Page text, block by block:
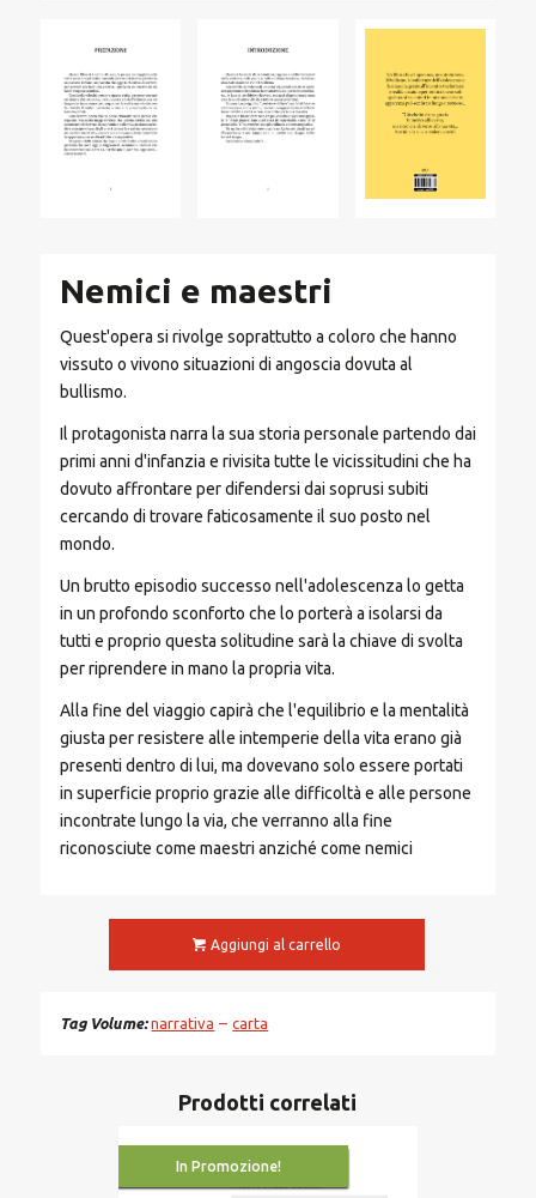
Nemici e maestri
Quest'opera si rivolge soprattutto a coloro che hanno
vissuto o vivono situazioni di angoscia dovuta al
bullismo.
Il protagonista narra la sua storia personale partendo dai
primi anni d'infanzia e rivisita tutte le vicissitudini che ha
dovuto affrontare per difendersi dai soprusi subiti
cercando di trovare faticosamente il suo posto nel
mondo.
Un brutto episodio successo nell'adolescenza lo getta
in un profondo sconforto che lo porterà a isolarsi da
tutti e proprio questa solitudine sarà la chiave di svolta
per riprendere in mano la propria vita.
Alla fine del viaggio capirà che l'equilibrio e la mentalità
giusta per resistere alle intemperie della vita erano già
presenti dentro di lui, ma dovevano solo essere portati
in superficie proprio grazie alle difficoltà e alle persone
incontrate lungo la via, che verranno alla fine
riconosciute come maestri anziché come nemici
Aggiungi al carrello
Tag Volume narrativa carta
Prodotti correlati
In Promozione!